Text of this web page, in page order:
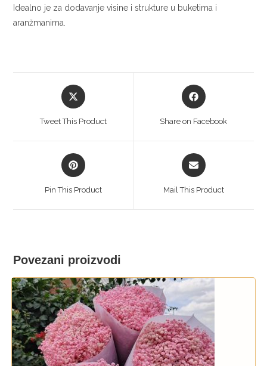
Idealno je za dodavanje visine i strukture u buketima i
aranžmanima.
Opens
in
new
Tweet This Product
Opens
in
new
Share on Facebook
Opens
in
new
Pin This Product
Opens
in
new
Mail This Product
Povezani proizvodi